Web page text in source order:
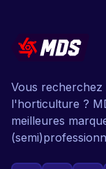
Vous
l'horticulture ?
meilleures